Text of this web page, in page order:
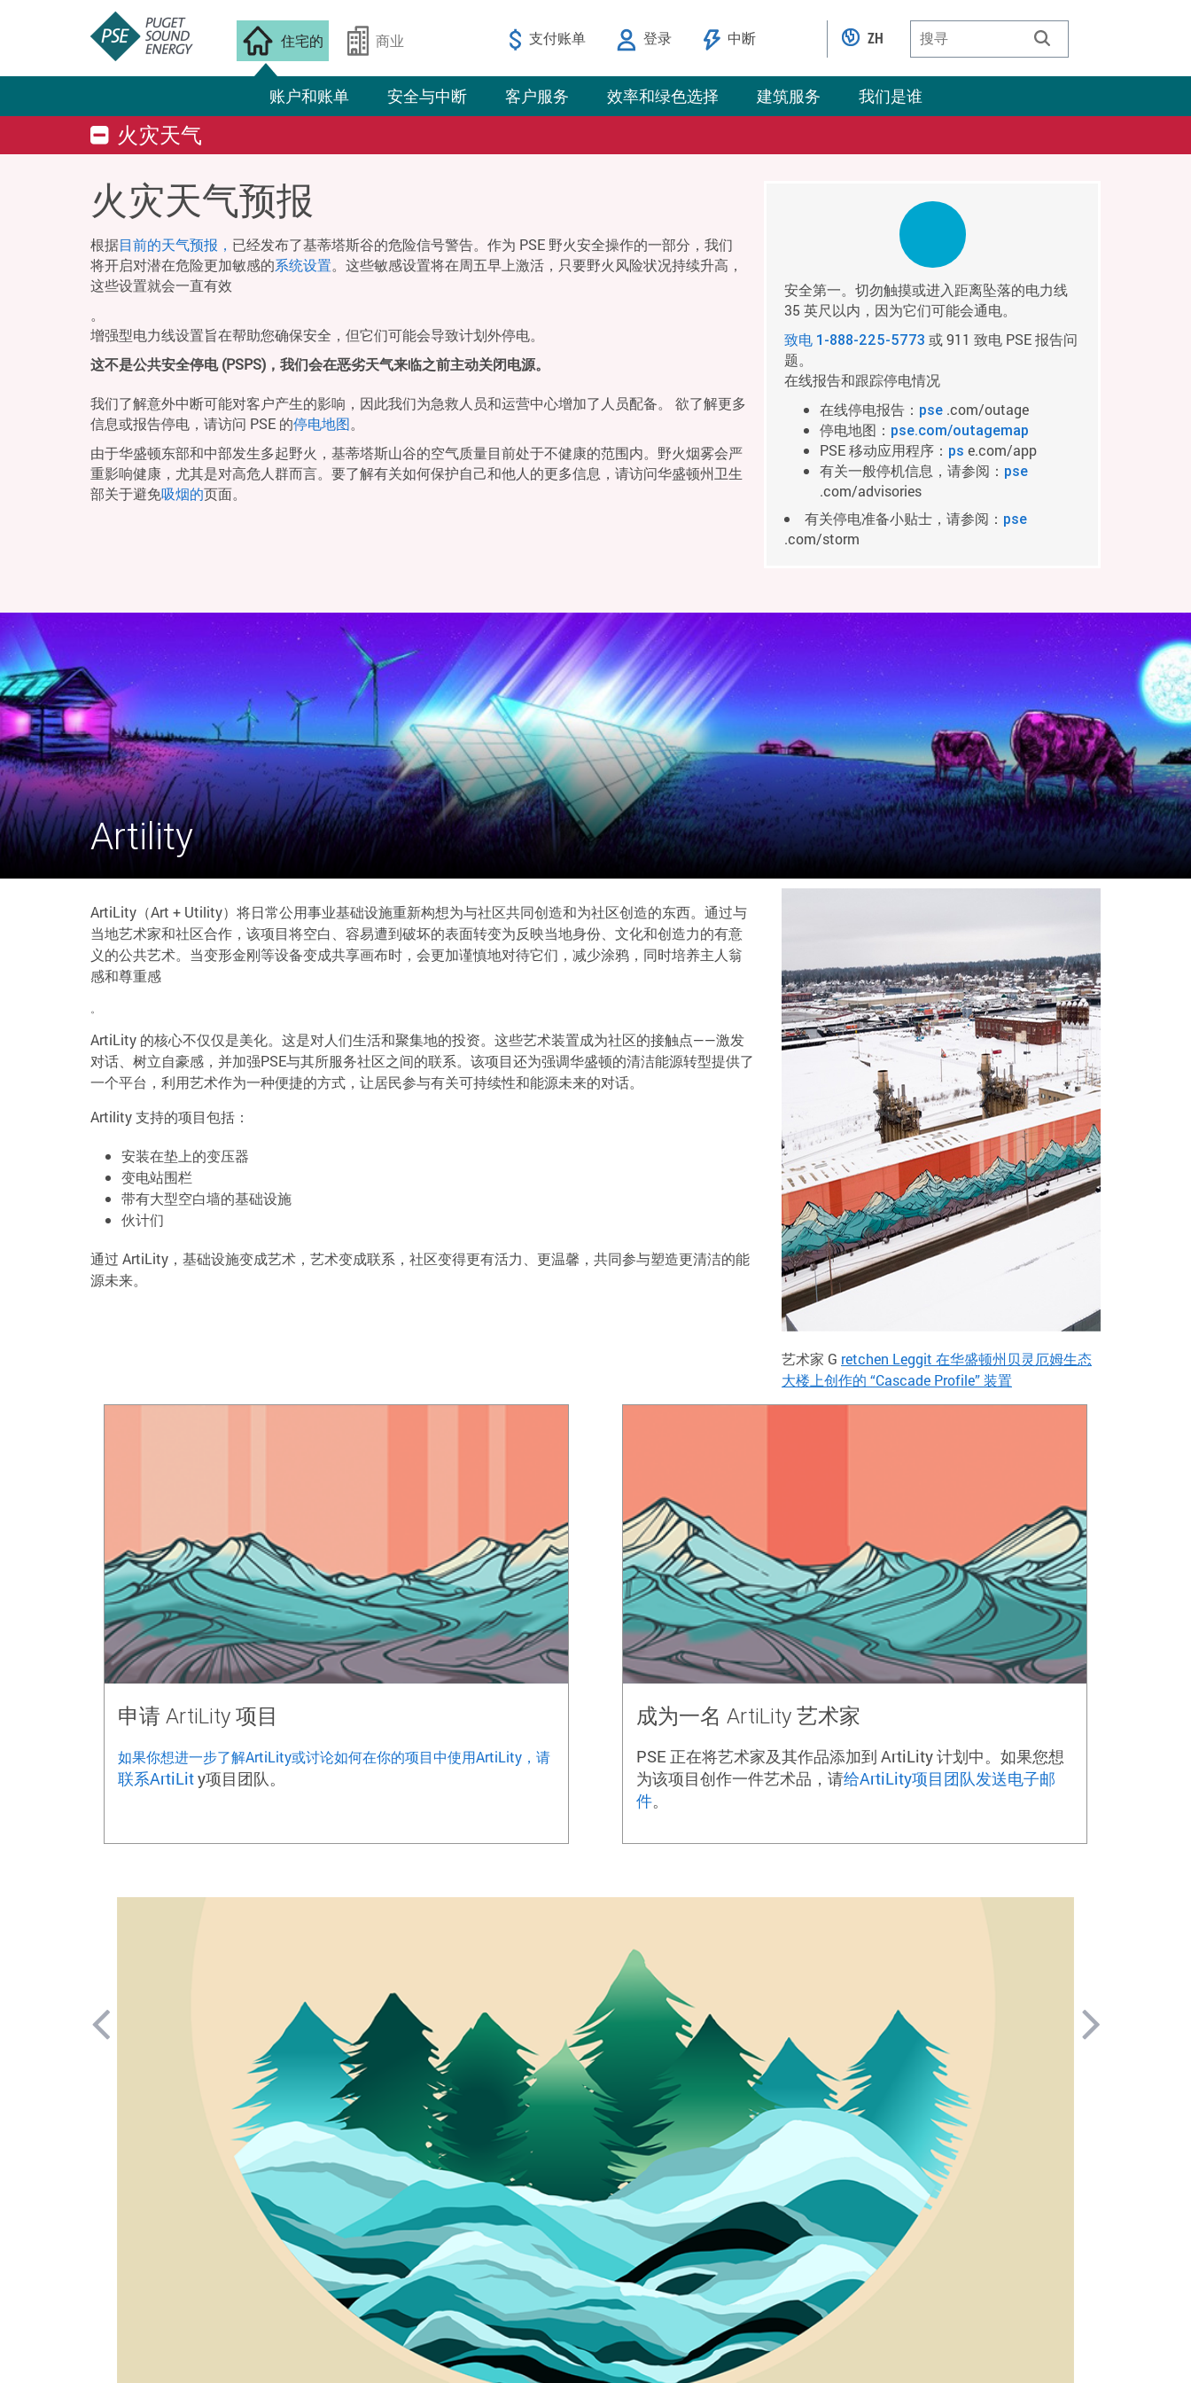
住宅的
账户和账单 安全与中断 客户服务 效率和绿色选择 建筑服务 我们是谁
商业 支付账单 登录 中断 ZH
火灾天气
火灾天气预报
根据目前的天气预报， 已经发布了基蒂塔斯谷的危险信号警告。作为 PSE 野火安全操作的一部分，我们
将开启对潜在危险更加敏感的系统设置。这些敏感设置将在周五早上激活，只要野火风险状况持续升高，
这些设置就会一直有效
。
增强型电力线设置旨在帮助您确保安全，但它们可能会导致计划外停电。
这不是公共安全停电 (PSPS)，我们会在恶劣天气来临之前主动关闭电源。
我们了解意外中断可能对客户产生的影响，因此我们为急救人员和运营中心增加了人员配备。 欲了解更多
信息或报告停电，请访问 PSE 的停电地图。
由于华盛顿东部和中部发生多起野火，基蒂塔斯山谷的空气质量目前处于不健康的范围内。野火烟雾会严
重影响健康，尤其是对高危人群而言。要了解有关如何保护自己和他人的更多信息，请访问华盛顿州卫生
部关于避免吸烟的页面。
安全第一。切勿触摸或进入距离坠落的电力线
35 英尺以内，因为它们可能会通电。
致电 1-888-225-5773 或 911 致电 PSE 报告问
题。
在线报告和跟踪停电情况
在线停电报告： pse .com/outage
停电地图： pse.com/outagemap
PSE 移动应用程序： ps e.com/app
有关一般停机信息，请参阅： pse
.com/advisories
有关停电准备小贴士，请参阅： pse
.com/storm
Artility
ArtiLity（Art + Utility）将日常公用事业基础设施重新构想为与社区共同创造和为社区创造的东西。通过与
当地艺术家和社区合作，该项目将空白、容易遭到破坏的表面转变为反映当地身份、文化和创造力的有意
义的公共艺术。当变形金刚等设备变成共享画布时，会更加谨慎地对待它们，减少涂鸦，同时培养主人翁
感和尊重感
。
ArtiLity 的核心不仅仅是美化。这是对人们生活和聚集地的投资。这些艺术装置成为社区的接触点——激发
对话、树立自豪感，并加强PSE与其所服务社区之间的联系。该项目还为强调华盛顿的清洁能源转型提供了
一个平台，利用艺术作为一种便捷的方式，让居民参与有关可持续性和能源未来的对话。
Artility 支持的项目包括：
安装在垫上的变压器
变电站围栏
带有大型空白墙的基础设施
伙计们
通过 ArtiLity，基础设施变成艺术，艺术变成联系，社区变得更有活力、更温馨，共同参与塑造更清洁的能
源未来。
艺术家 G retchen Leggit 在华盛顿州贝灵厄姆生态
大楼上创作的 “Cascade Profile” 装置
申请 ArtiLity 项目
如果你想进一步了解ArtiLity或讨论如何在你的项目中使用ArtiLity，请
联系ArtiLity项目团队。
成为一名 ArtiLity 艺术家
PSE 正在将艺术家及其作品添加到 ArtiLity 计划中。如果您想
为该项目创作一件艺术品，请给ArtiLity项目团队发送电子邮
件。